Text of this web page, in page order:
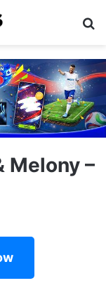
Melony –